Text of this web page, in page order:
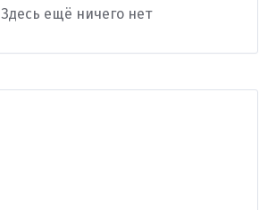
Здесь ещё ничего нет